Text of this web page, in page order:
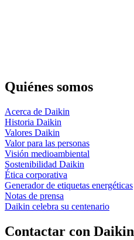
Quiénes somos
Acerca de Daikin
Historia Daikin
Valores Daikin
Valor para las personas
Visión medioambiental
Sostenibilidad Daikin
Ética corporativa
Generador de etiquetas energéticas
Notas de prensa
Daikin celebra su centenario
Contactar con Daikin